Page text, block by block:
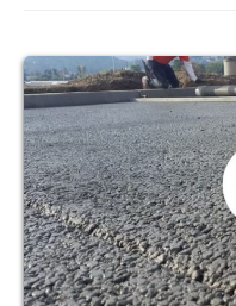
durée
de
vie
du
béton
drainant?